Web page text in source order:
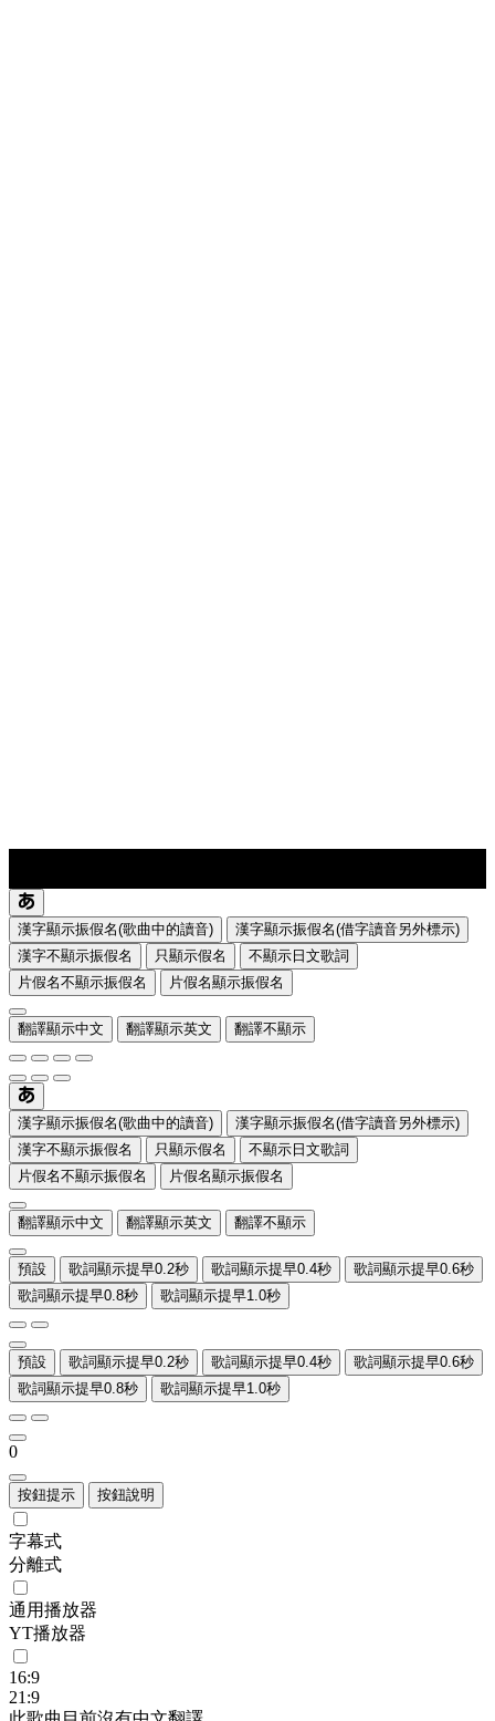
漢字顯示振假名(歌曲中的讀音)
漢字顯示振假名(借字讀音另外標示)
漢字不顯示振假名
只顯示假名
不顯示日文歌詞
片假名不顯示振假名
片假名顯示振假名
翻譯顯示中文 翻譯顯示英文 翻譯不顯示
漢字顯示振假名(歌曲中的讀音)
漢字顯示振假名(借字讀音另外標示)
漢字不顯示振假名
只顯示假名
不顯示日文歌詞
片假名不顯示振假名
片假名顯示振假名
翻譯顯示中文 翻譯顯示英文 翻譯不顯示
預設 歌詞顯示提早0.2秒 歌詞顯示提早0.4秒
歌詞顯示提早0.6秒
歌詞顯示提早0.8秒
歌詞顯示提早1.0秒
預設 歌詞顯示提早0.2秒 歌詞顯示提早0.4秒
歌詞顯示提早0.6秒
歌詞顯示提早0.8秒
歌詞顯示提早1.0秒
0
按鈕提示 按鈕說明
字幕式
分離式
通用播放器
YT播放器
16:9
21:9